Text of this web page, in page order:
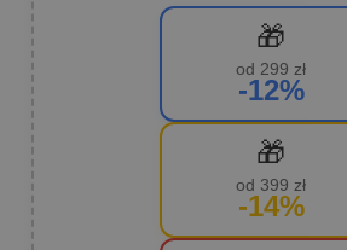
🎁
od 299 zł
-12%
🎁
od 399 zł
-14%